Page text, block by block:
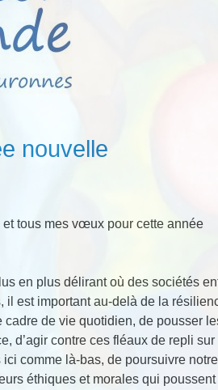
nouvelle
et tous mes vœux pour cette année
en plus délirant où des sociétés
il est important au-delà de la
cadre de vie quotidien, de pousser
d’agir contre ces fléaux de repli
comme là-bas, de poursuivre
éthiques et morales qui poussent